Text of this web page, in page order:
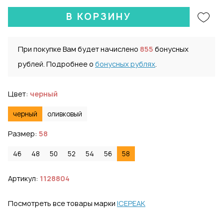
В КОРЗИНУ
При покупке Вам будет начислено 855 бонусных
рублей. Подробнее о бонусных рублях.
Цвет: черный
черный оливковый
Размер: 58
46 48 50 52 54 56 58
Артикул: 1128804
Посмотреть все товары марки ICEPEAK